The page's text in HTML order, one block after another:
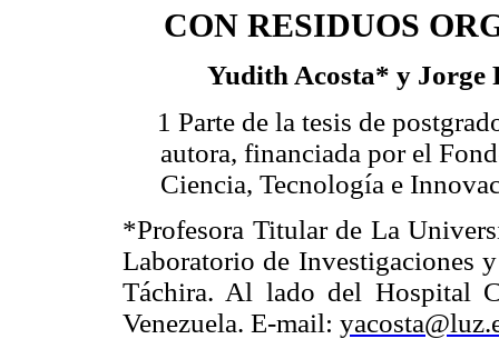
CON RESIDUOS
Yudith Acosta* y
1 Parte de la tesis de
autora, financiada por el
Ciencia, Tecnología e
*Profesora Titular de La
Laboratorio de Investigaciones
Táchira. Al lado del Hospital
Venezuela. E-mail: